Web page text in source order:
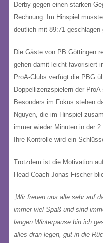
Derby gegen einen starken
Rechnung. Im Hinspiel
deutlich mit 89:71 geschlagen
Die Gäste von PB Göttingen
gehen damit leicht favorisiert
ProA-Clubs verfügt die PBG
Doppellizenzspielern der
Besonders im Fokus stehen
Nguyen, die im Hinspiel
immer wieder Minuten in der
Ihre Kontrolle wird ein
Trotzdem ist die Motivation
Head Coach Jonas Fischer
„Wir freuen uns alle sehr auf
immer viel Spaß und sind
langen Winterpause bin ich
alles dran legen, gut in die